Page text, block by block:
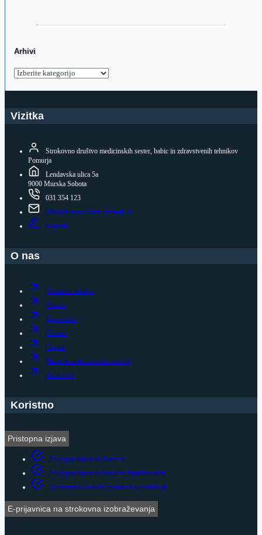
Arhivi
Arhivi
Vizitka
Strokovno društvo medicinskih sester, babic in zdravstvenih tehnikov
Pomurja
Lendavska ulica 5a
9000 Murska Sobota
031 354 123
info@drustvo-mszt-pomurja.si
Kontakt
O nas
Nastanek društva
Vizitka
Zgodovina
Članice
Organi
Skupine za kakovostno starost
Zasebnost
Koristno
Pristopna izjava
Pristopna izjava za članstvo
Pristopna izjava za članstvo dijaki/študenti
Sprememba osebnih podatkov v evidencah
E-prijavnica na strokovna izobraževanja